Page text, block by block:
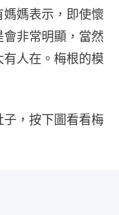
媽表示，即使懷
非常明顯，當然
人在。梅根的模
，按下圖看看梅